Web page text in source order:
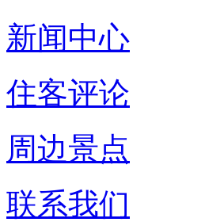
新闻中心
住客评论
周边景点
联系我们